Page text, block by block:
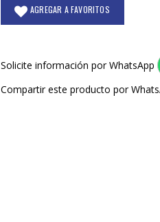
AGREGAR A FAVORITOS
Solicite información por WhatsApp
Compartir este producto por